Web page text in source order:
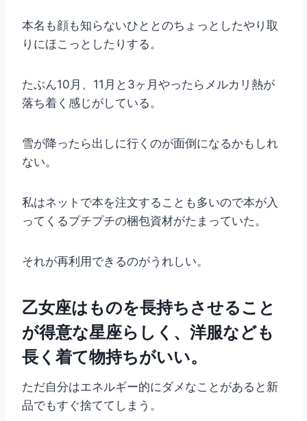
本名も顔も知らないひととのちょっとしたやり取
りにほこっとしたりする。
たぶん10月、11月と3ヶ月やったらメルカリ熱が
落ち着く感じがしている。
雪が降ったら出しに行くのが面倒になるかもしれ
ない。
私はネットで本を注文することも多いので本が入
ってくるプチプチの梱包資材がたまっていた。
それが再利用できるのがうれしい。
乙女座はものを長持ちさせること
が得意な星座らしく、洋服なども
長く着て物持ちがいい。
ただ自分はエネルギー的にダメなことがあると新
品でもすぐ捨ててしまう。